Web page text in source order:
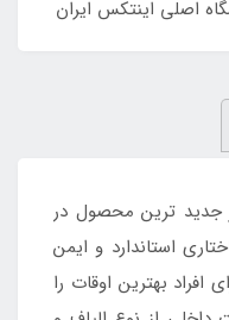
اصلی اینتکس ایران
و ابر قطر 90 6 پر جدید ترین محصول در
استاندارد و ایمن
افراد بهترین اوقات را